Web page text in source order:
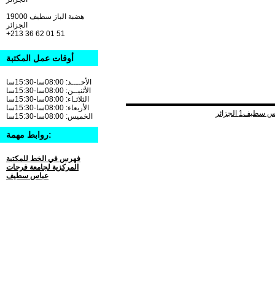
19000 هضبة الباز سطيف
+213 36 62 01 51
أوقات عمل المكتبة
الأحــــد: 08:00سا-15:30سا
الأثنيــن: 08:00سا-15:30سا
الثلاثـاء: 08:00سا-15:30سا
الأربعاء: 08:00سا-15:30سا
الخميس: 08:00سا-15:30سا
روابط مهمة:
فهرس في الخط للمكتبة
المركزية لجامعة فرحات
عباس سطيف